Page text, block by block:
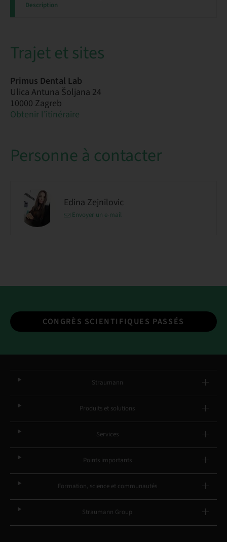
Description
Trajet et sites
Primus Dental Lab
Ulica Antuna Šoljana 24
10000 Zagreb
Obtenir l’itinéraire
Personne à contacter
Edina Zejnilovic
Envoyer un e-mail
CONGRÈS SCIENTIFIQUES PASSÉS
Straumann
Produits et solutions
Services
Points importants
Formation, science et communautés
Straumann Group